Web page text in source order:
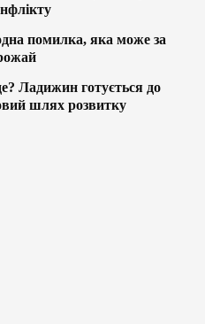
помилка, яка може за
Ладижин готується до
шлях розвитку